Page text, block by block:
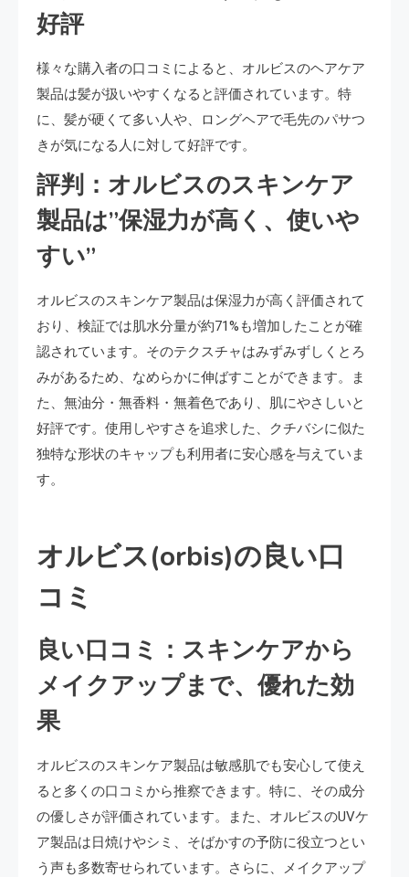
好評
様々な購入者の口コミによると、オルビスのヘアケア
製品は髪が扱いやすくなると評価されています。特
に、髪が硬くて多い人や、ロングヘアで毛先のパサつ
きが気になる人に対して好評です。
評判：オルビスのスキンケア
製品は”保湿力が高く、使いや
すい”
オルビスのスキンケア製品は保湿力が高く評価されて
おり、検証では肌水分量が約71%も増加したことが確
認されています。そのテクスチャはみずみずしくとろ
みがあるため、なめらかに伸ばすことができます。ま
た、無油分・無香料・無着色であり、肌にやさしいと
好評です。使用しやすさを追求した、クチバシに似た
独特な形状のキャップも利用者に安心感を与えていま
す。
オルビス(orbis)の良い口
コミ
良い口コミ：スキンケアから
メイクアップまで、優れた効
果
オルビスのスキンケア製品は敏感肌でも安心して使え
ると多くの口コミから推察できます。特に、その成分
の優しさが評価されています。また、オルビスのUVケ
ア製品は日焼けやシミ、そばかすの予防に役立つとい
う声も多数寄せられています。さらに、メイクアップ